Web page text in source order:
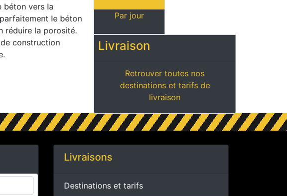
béton vers la
le béton
réduire la porosité.
construction
Par jour
Livraison
Retrouver toutes nos
destinations et tarifs de
livraison
Livraisons
Destinations et tarifs